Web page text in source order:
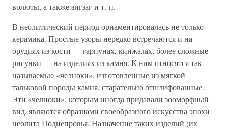
волюты, а также зигзаг и т. п.
В неолитический период орнаментировалась не только
керамика. Простые узоры нередко встречаются и на
орудиях из кости — гарпунах, кинжалах, более сложные
рисунки — на изделиях из камня. К ним относятся так
называемые «челноки», изготовленные из мягкой
тальковой породы камня, старательно отшлифованные.
Эти «челноки», которым иногда придавали зооморфный
вид, являются образцами своеобразного искусства эпохи
неолита Поднепровья. Назначение таких изделий (их